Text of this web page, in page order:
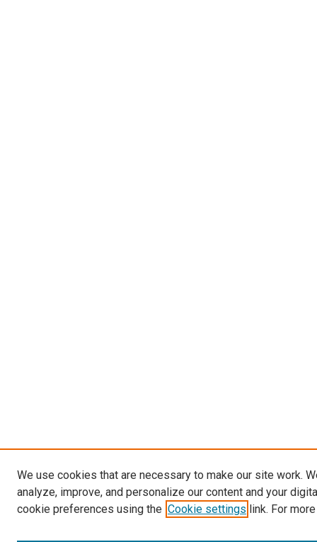
We use cookies that are necessary to make our site work.
analyze, improve, and personalize our content and your
cookie preferences using the Cookie settings link. For